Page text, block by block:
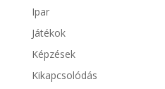
Ipar
Játékok
Képzések
Kikapcsolódás